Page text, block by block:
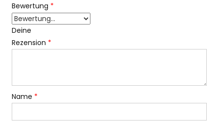
Bewertung *
Deine
Rezension *
Name *